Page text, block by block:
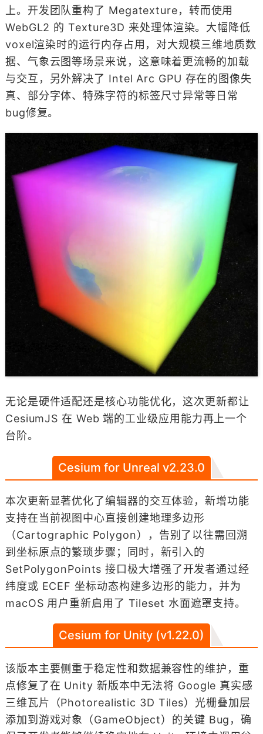
上。开发团队重构了 Megatexture，转而使用
WebGL2 的 Texture3D 来处理体渲染。大幅降低
voxel渲染时的运行内存占用，对大规模三维地质数
据、气象云图等场景来说，这意味着更流畅的加载
与交互，另外解决了 Intel Arc GPU 存在的图像失
真、部分字体、特殊字符的标签尺寸异常等日常
bug修复。
无论是硬件适配还是核心功能优化，这次更新都让
CesiumJS 在 Web 端的工业级应用能力再上一个
台阶。
Cesium for Unreal v2.23.0
本次更新显著优化了编辑器的交互体验，新增功能
支持在当前视图中心直接创建地理多边形
（Cartographic Polygon），告别了以往需回溯
到坐标原点的繁琐步骤；同时，新引入的
SetPolygonPoints 接口极大增强了开发者通过经
纬度或 ECEF 坐标动态构建多边形的能力，并为
macOS 用户重新启用了 Tileset 水面遮罩支持。
Cesium for Unity (v1.22.0)
该版本主要侧重于稳定性和数据兼容性的维护，重
点修复了在 Unity 新版本中无法将 Google 真实感
三维瓦片（Photorealistic 3D Tiles）光栅叠加层
添加到游戏对象（GameObject）的关键 Bug，确